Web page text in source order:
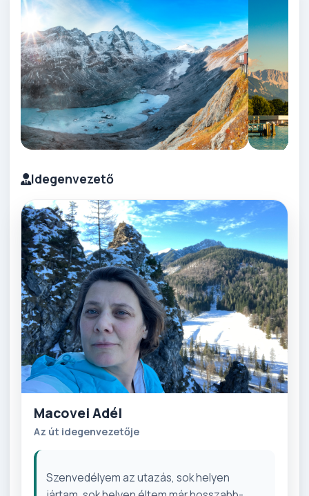
Idegenvezető
Macovei Adél
Az út idegenvezetője
Szenvedélyem az utazás, sok helyen